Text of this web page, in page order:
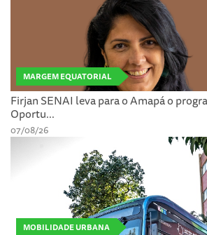
MARGEM EQUATORIAL
Firjan SENAI leva para o Amapá o
Oportu...
07/08/26
MOBILIDADE URBANA